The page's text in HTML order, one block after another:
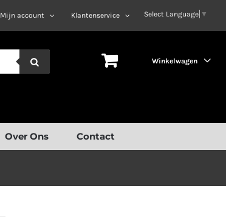
Select Language ▼
Mijn account Klantenservice
Winkelwagen
Over Ons Contact